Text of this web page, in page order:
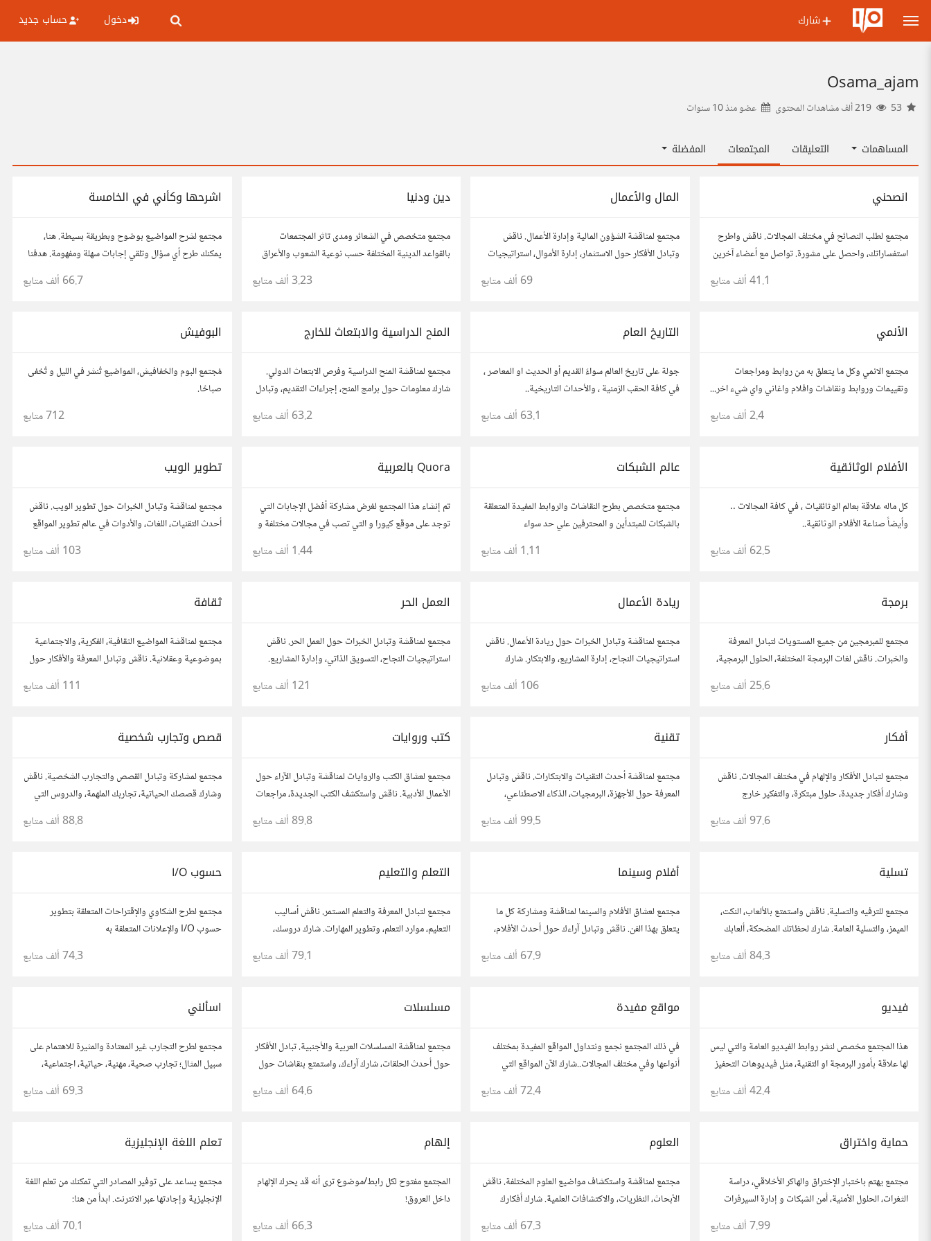
شارك دخول حساب جديد
Osama_ajam
عضو منذ10 سنوات
المساهمات التعليقات المجتمعات المفضلة
انصحني
مجتمع لطلب النصائح في مختلف المجالات. ناقش واطرح
استفساراتك، واحصل على مشورة. تواصل مع أعضاء آخرين
للحصول على أفكار وحلول تساعدك في اتخاذ قراراتك.
41.1 ألف متابع
المال والأعمال
مجتمع لمناقشة الشؤون المالية وإدارة الأعمال. ناقش
وتبادل الأفكار حول الاستثمار، إدارة الأموال، استراتيجيات
النمو، وتحليل الأسواق. شارك نصائحك، تجاربك، وأسئلتك،
69 ألف متابع
دين ودنيا
مجتمع متخصص في الشعائر ومدى تاثر المجتمعات
بالقواعد الدينية المختلفة حسب نوعية الشعوب والأعراق
3.23 ألف متابع
اشرحها وكأني في الخامسة
مجتمع لشرح المواضيع بوضوح وبطريقة بسيطة. هنا،
يمكنك طرح أي سؤال وتلقي إجابات سهلة ومفهومة. هدفنا
هو تبسيط المعلومات لتكون سهلة على الجميع، تمامًا كما لو
66.7 ألف متابع
الأنمي
مجتمع الانمي وكل ما يتعلق به من روابط ومراجعات
وتقييمات وروابط ونقاشات وافلام واغاني واي شيء اخر...
2.4 ألف متابع
التاريخ العام
جولة على تاريخ العالم سواءً القديم أو الحديث او المعاصر ،
في كافة الحقب الزمنية ، والأحداث التاريخية..
63.1 ألف متابع
المنح الدراسية والابتعاث للخارج
مجتمع لمناقشة المنح الدراسية وفرص الابتعاث الدولي.
شارك معلومات حول برامج المنح، إجراءات التقديم، وتبادل
نصائح حول الدراسة في الخارج. استفد من تجارب الآخرين
63.2 ألف متابع
البوفيش
مُجتمع البوم والخفافيش، المواضيع تُنشر في الليل و تُخفى
صباحًا.
712متابع
الأفلام الوثائقية
كل ماله علاقة بعالم الوثائقيات ، في كافة المجالات ..
وأيضاً صناعة الأفلام الوثائقية..
62.5 ألف متابع
عالم الشبكات
مجتمع متخصص بطرح النقاشات والروابط المفيدة المتعلقة
بالشبكات للمبتدأين و المحترفين علي حد سواء
1.11 ألف متابع
Quora بالعربية
تم إنشاء هذا المجتمع لغرض مشاركة أفضل الإجابات التي
توجد على موقع كيورا و التي تصب في مجالات مختلفة و
متنوعة و نهدف من خلاله إلى تعميم الفائدة و تسهيل
1.44 ألف متابع
تطوير الويب
مجتمع لمناقشة وتبادل الخبرات حول تطوير الويب. ناقش
أحدث التقنيات، اللغات، والأدوات في عالم تطوير المواقع
والتطبيقات. شارك مشاريعك، اسأل عن نصائح، وتعاون مع
103 ألف متابع
برمجة
مجتمع للمبرمجين من جميع المستويات لتبادل المعرفة
والخبرات. ناقش لغات البرمجة المختلفة، الحلول البرمجية،
25.6 ألف متابع
ريادة الأعمال
مجتمع لمناقشة وتبادل الخبرات حول ريادة الأعمال. ناقش
استراتيجيات النجاح، إدارة المشاريع، والابتكار. شارك
أفكارك، قصص نجاحك، وأسئلتك، وتواصل مع رواد أعمال
106 ألف متابع
العمل الحر
مجتمع لمناقشة وتبادل الخبرات حول العمل الحر. ناقش
استراتيجيات النجاح، التسويق الذاتي، وإدارة المشاريع.
شارك قصصك، نصائحك، وأسئلتك، وتواصل مع محترفين
121 ألف متابع
ثقافة
مجتمع لمناقشة المواضيع الثقافية، الفكرية، والاجتماعية
بموضوعية وعقلانية. ناقش وتبادل المعرفة والأفكار حول
111 ألف متابع
أفكار
مجتمع لتبادل الأفكار والإلهام في مختلف المجالات. ناقش
وشارك أفكار جديدة، حلول مبتكرة، والتفكير خارج
الصندوق. شارك بمقترحاتك وأسئلتك، وتواصل مع مفكرين
97.6 ألف متابع
تقنية
مجتمع لمناقشة أحدث التقنيات والابتكارات. ناقش وتبادل
المعرفة حول الأجهزة، البرمجيات، الذكاء الاصطناعي،
والأمن السيبراني. شارك أفكارك، نصائحك، وأسئلتك،
99.5 ألف متابع
كتب وروايات
مجتمع لعشاق الكتب والروايات لمناقشة وتبادل الآراء حول
الأعمال الأدبية. ناقش واستكشف الكتب الجديدة، مراجعات
الروايات، ومشاركة توصيات القراءة. شارك أفكارك،
نصائحك، وأسئلتك، وتواصل مع قراء آخرين.89.8 ألف متابع
قصص وتجارب شخصية
مجتمع لمشاركة وتبادل القصص والتجارب الشخصية. ناقش
وشارك قصصك الحياتية، تجاربك الملهمة، والدروس التي
تعلمتها. شارك تجاربك مع الآخرين، واستفد من قصصهم
88.8 ألف متابع
تسلية
مجتمع للترفيه والتسلية. ناقش واستمتع بالألعاب، النكت،
الميمز، والتسلية العامة. شارك لحظاتك المضحكة، ألعابك
المفضلة، وتفاعل مع أعضاء آخرين يبحثون عن المتعة
84.3 ألف متابع
أفلام وسينما
مجتمع لعشاق الأفلام والسينما لمناقشة ومشاركة كل ما
يتعلق بهذا الفن. ناقش وتبادل آراءك حول أحدث الأفلام،
المراجعات، والتوصيات. شارك تحليلاتك، قصصك، واستمتع
بنقاشات حول الأفلام والمخرجين والسيناريوهات.
67.9 ألف متابع
التعلم والتعليم
مجتمع لتبادل المعرفة والتعلم المستمر. ناقش أساليب
التعليم، موارد التعلم، وتطوير المهارات. شارك دروسك،
نصائحك، وأسئلتك، وتواصل مع معلمين وطلاب يسعون
79.1 ألف متابع
حسوب I/O
مجتمع لطرح الشكاوي والإقتراحات المتعلقة بتطوير
حسوب I/O والإعلانات المتعلقة به
74.3 ألف متابع
فيديو
هذا المجتمع مخصص لنشر روابط الفيديو العامة والتي ليس
لها علاقة بأمور البرمجة او التقنية، مثل فيديوهات التحفيز
42.4 ألف متابع
مواقع مفيدة
في ذلك المجتمع نجمع ونتداول المواقع المفيدة بمختلف
أنواعها وفي مختلف المجالات..شارك الآن المواقع التي
أعجبتك أو ترى أنها مفيدة :) رجاء شارك رابط مباشر
72.4 ألف متابع
مسلسلات
مجتمع لمناقشة المسلسلات العربية والأجنبية. تبادل الأفكار
حول أحدث الحلقات، شارك آراءك، واستمتع بنقاشات حول
64.6 ألف متابع
اسألني
مجتمع لطرح التجارب غير المعتادة والمثيرة للاهتمام على
سبيل المثال؛ تجارب صحية، مهنية، حياتية، اجتماعية،
69.3 ألف متابع
حماية واختراق
مجتمع يهتم باختبار الإختراق والهاكر الأخلاقي، دراسة
الثغرات، الحلول الأمنية، أمن الشبكات و إدارة السيرفرات
7.99 ألف متابع
العلوم
مجتمع لمناقشة واستكشاف مواضيع العلوم المختلفة. ناقش
الأبحاث، النظريات، والاكتشافات العلمية. شارك أفكارك
وأسئلتك، وتواصل مع مهتمين وعلماء في مختلف
67.3 ألف متابع
إلهام
المجتمع مفتوح لكل رابط/موضوع ترى أنه قد يحرك الإلهام
داخل العروق!
66.3 ألف متابع
تعلم اللغة الإنجليزية
مجتمع يساعد على توفير المصادر التي تمكنك من تعلم اللغة
الإنجليزية وإجادتها عبر الانترنت. ابدأ من هنا:
https://io.hsoub.com/go/53915
70.1 ألف متابع